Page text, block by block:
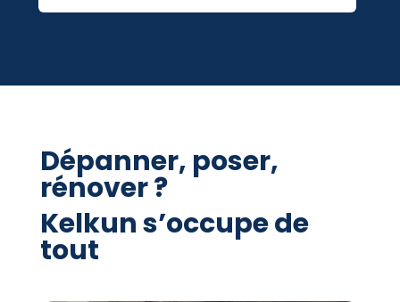
Dépanner, poser,
rénover ?
Kelkun s’occupe de
tout